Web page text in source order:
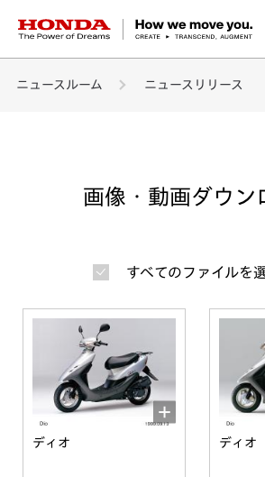
HONDA The Power of Dreams
ニュースルーム ニュースリリース
画像・動画ダウン
すべてのファイルを
ディオ ディオ